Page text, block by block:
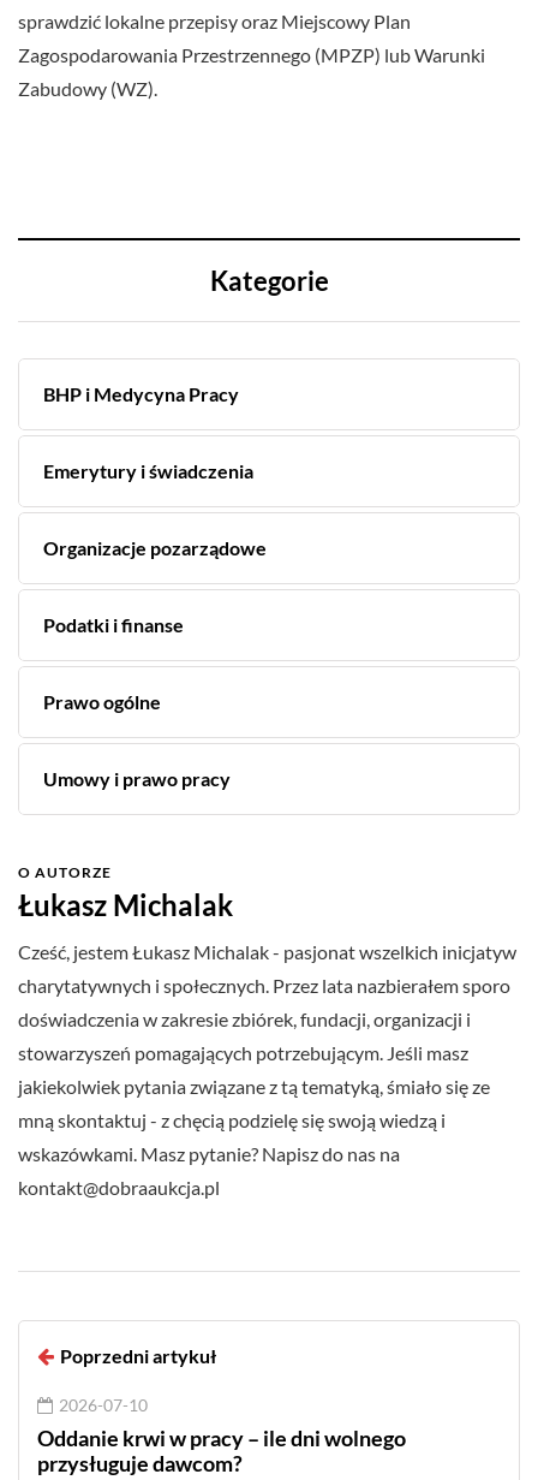
sprawdzić lokalne przepisy oraz Miejscowy Plan
Zagospodarowania Przestrzennego (MPZP) lub Warunki
Zabudowy (WZ).
Kategorie
BHP i Medycyna Pracy
Emerytury i świadczenia
Organizacje pozarządowe
Podatki i finanse
Prawo ogólne
Umowy i prawo pracy
O AUTORZE
Łukasz Michalak
Cześć, jestem Łukasz Michalak - pasjonat wszelkich inicjatyw
charytatywnych i społecznych. Przez lata nazbierałem sporo
doświadczenia w zakresie zbiórek, fundacji, organizacji i
stowarzyszeń pomagających potrzebującym. Jeśli masz
jakiekolwiek pytania związane z tą tematyką, śmiało się ze
mną skontaktuj - z chęcią podzielę się swoją wiedzą i
wskazówkami. Masz pytanie? Napisz do nas na
kontakt@dobraaukcja.pl
Poprzedni artykuł
2026-07-10
Oddanie krwi w pracy – ile dni wolnego
przysługuje dawcom?